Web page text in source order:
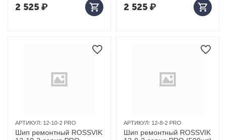
2 525₽ 2 525₽
АРТИКУЛ: 12-10-2 PRO
Шип ремонтный ROSSVIK
АРТИКУЛ: 12-8-2 PRO
Шип ремонтный ROSSVIK